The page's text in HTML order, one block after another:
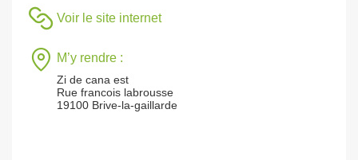
Voir le site internet
M’y rendre :
Zi de cana est
Rue francois labrousse
19100 Brive-la-gaillarde